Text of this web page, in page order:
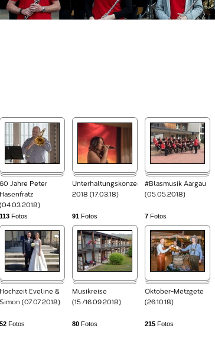
60 Jahre Peter
Hasenfratz
(04.03.2018)
113 Fotos
Unterhaltungskonzert
2018 (17.03.18)
91 Fotos
#Blasmusik Aargau
(05.05.2018)
7 Fotos
Hochzeit Eveline &
Simon (07.07.2018)
52 Fotos
Musikreise
(15./16.09.2018)
80 Fotos
Oktober-Metzgete
(26.10.18)
215 Fotos